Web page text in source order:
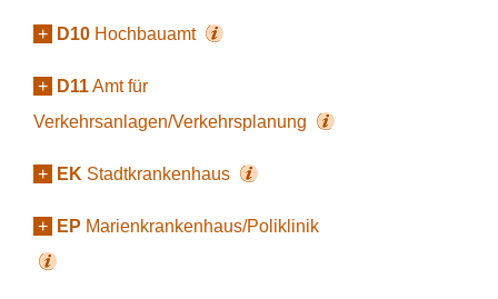
+ D10 Hochbauamt
+ D11Amt für
Verkehrsanlagen/Verkehrsplanung
+ EK Stadtkrankenhaus
+ EP Marienkrankenhaus/Poliklinik